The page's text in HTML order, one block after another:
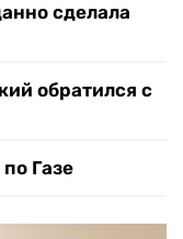
сделала
обратился с
Газе